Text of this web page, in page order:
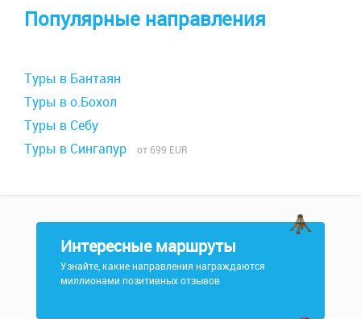
Популярные направления
Туры в Бантаян
Туры в о.Бохол
Туры в Себу
Туры в Сингапур
от 699 EUR
Интересные маршруты
Узнайте, какие направления награждаются
миллионами позитивных отзывов